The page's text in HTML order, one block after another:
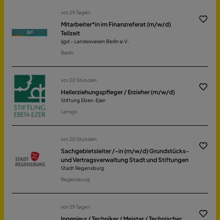
vor 29 Tagen
Mitarbeiter*in im Finanzreferat (m/w/d)
Teilzeit
ijgd - Landesverein Berlin e.V.
Berlin
vor 20 Stunden
Heilerziehungspfleger / Erzieher (m/w/d)
Stiftung Eben-Ezer
Lemgo
vor 20 Stunden
Sachgebietsleiter /-in (m/w/d) Grundstücks-
und Vertragsverwaltung Stadt und Stiftungen
Stadt Regensburg
Regensburg
vor 29 Tagen